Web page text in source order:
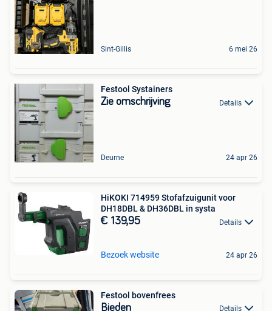
Sint-Gillis 6 mei 26
Festool Systainers
Zie omschrijving Details
Deurne 24 apr 26
HiKOKI 714959 Stofafzuigunit voor
DH18DBL & DH36DBL in systa
€ 139,95 Details
Bezoek website 24 apr 26
Festool bovenfrees
Bieden Details